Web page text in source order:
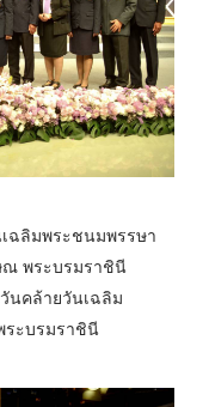
เฉลิมพระชนมพรรษา
ณ พระบรมราชินี
คล้ายวันเฉลิม
ระบรมราชินี